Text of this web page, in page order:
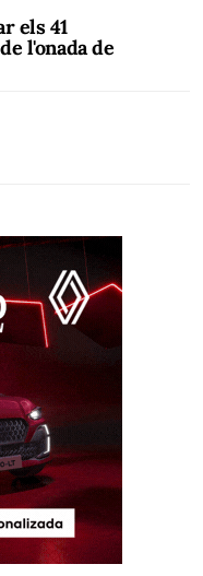
els 41
l'onada de